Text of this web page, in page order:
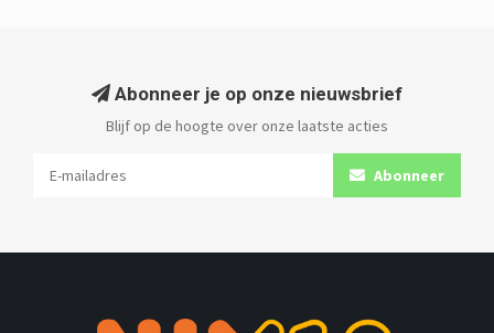
Abonneer je op onze nieuwsbrief
Blijf op de hoogte over onze laatste acties
Abonneer